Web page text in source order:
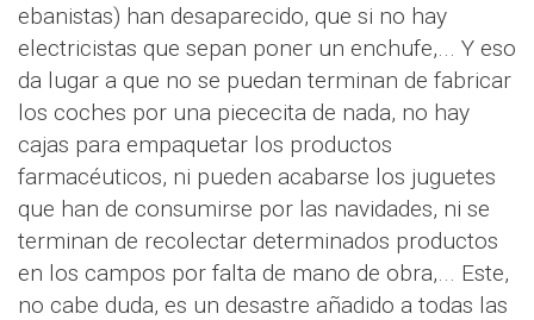
ebanistas) han desaparecido, que si no hay
electricistas que sepan poner un enchufe,... Y eso
da lugar a que no se puedan terminan de fabricar
los coches por una piececita de nada, no hay
cajas para empaquetar los productos
farmacéuticos, ni pueden acabarse los juguetes
que han de consumirse por las navidades, ni se
terminan de recolectar determinados productos
en los campos por falta de mano de obra,... Este,
no cabe duda, es un desastre añadido a todas las